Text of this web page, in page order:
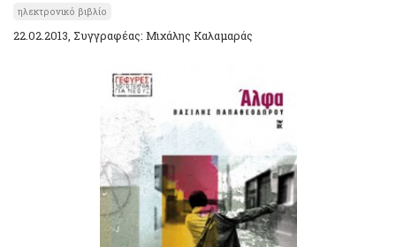
ηλεκτρονικό βιβλίο
22.02.2013, Συγγραφέας: Μιχάλης Καλαμαράς